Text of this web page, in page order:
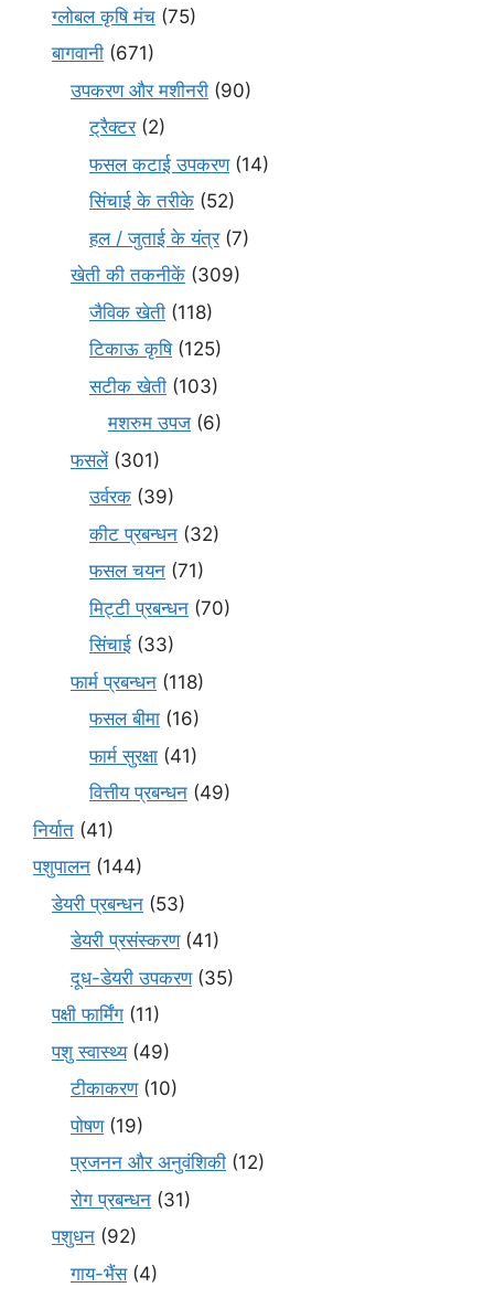
ग्लोबल कृषि मंच (75)
बागवानी (671)
उपकरण और मशीनरी (90)
ट्रैक्टर(2)
फसल कटाई उपकरण(14)
सिंचाई के तरीके (52)
हल / जुताई के यंत्र(7)
खेती की तकनीकें (309)
जैविक खेती (118)
टिकाऊ कृषि(125)
सटीक खेती (103)
मशरुम उपज (6)
फसलें(301)
उर्वरक (39)
कीट प्रबन्धन (32)
फसल चयन (71)
मि‌ट्टी प्रबन्धन (70)
सिंचाई (33)
फार्म प्रबन्धन (118)
फसल बीमा (16)
फार्म सुरक्षा (41)
वित्तीय प्रबन्धन (49)
निर्यात (41)
पशुपालन (144)
डेयरी प्रबन्धन (53)
डेयरी प्रसंस्करण(41)
दूध-डेयरी उपकरण(35)
पक्षी फार्मिंग (11)
पशु स्वास्थ्य(49)
टीकाकरण(10)
पोषण(19)
प्रजनन और अनुवंशिकी (12)
रोग प्रबन्धन (31)
पशुधन (92)
गाय-भैंस(4)